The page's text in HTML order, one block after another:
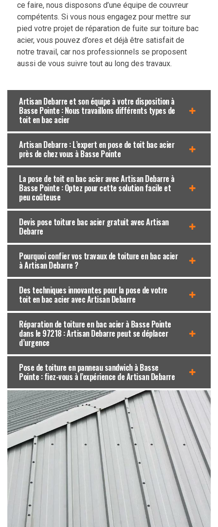
ce faire, nous disposons d’une équipe de couvreur
compétents. Si vous nous engagez pour mettre sur
pied votre projet de réparation de fuite sur toiture bac
acier, vous pouvez d’ores et déjà être satisfait de
notre travail, car nos professionnels se proposent
aussi de vous suivre tout au long des travaux.
Artisan Debarre et son équipe à votre disposition à
Basse Pointe : Nous travaillons différents types de
toit en bac acier
Artisan Debarre : L’expert en pose de toit bac acier
près de chez vous à Basse Pointe
La pose de toit en bac acier avec Artisan Debarre à
Basse Pointe : Optez pour cette solution facile et
peu coûteuse
Devis pose toiture bac acier gratuit avec Artisan
Debarre
Pourquoi confier vos travaux de toiture en bac acier
à Artisan Debarre ?
Des techniques innovantes pour la pose de votre
toit en bac acier avec Artisan Debarre
Réparation de toiture en bac acier à Basse Pointe
dans le 97218 : Artisan Debarre peut se déplacer
d’urgence
Pose de toiture en panneau sandwich à Basse
Pointe : fiez-vous à l’expérience de Artisan Debarre